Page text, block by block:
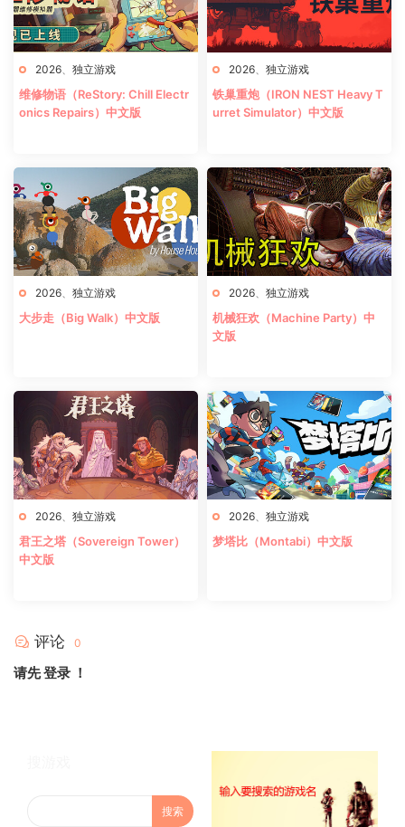
2026 独立游戏
维修物语（ReStory: Chill Electr
onics Repairs）中文版
2026 独立游戏
铁巢重炮（IRON NEST Heavy T
urret Simulator）中文版
2026 独立游戏
大步走（Big Walk）中文版
2026 独立游戏
机械狂欢（Machine Party）中
文版
2026 独立游戏
君王之塔（Sovereign Tower）
中文版
2026 独立游戏
梦塔比（Montabi）中文版
评论 0
请先登录 ！